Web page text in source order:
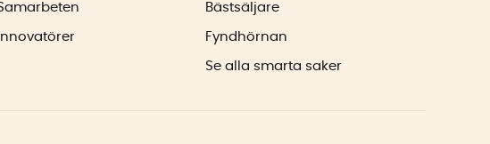
Innovatörer
Bästsäljare
Fyndhörnan
Se alla smarta saker